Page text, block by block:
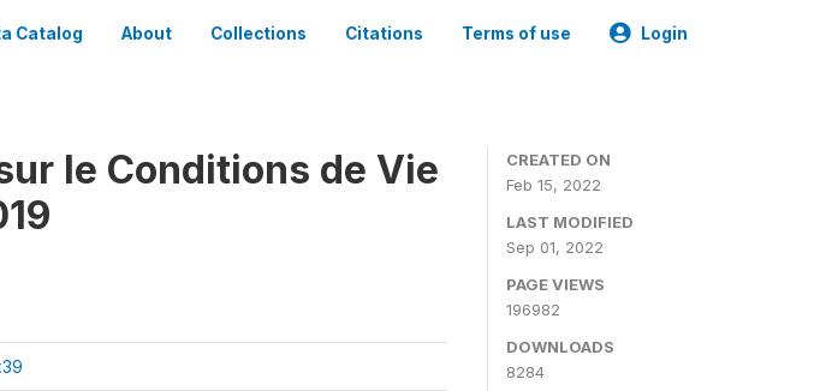
Catalog About Collections Citations Terms of use Login
le Conditions de Vie
CREATED ON
Feb 15, 2022
LAST MODIFIED
Sep 01, 2022
PAGE VIEWS
196982
DOWNLOADS
8284